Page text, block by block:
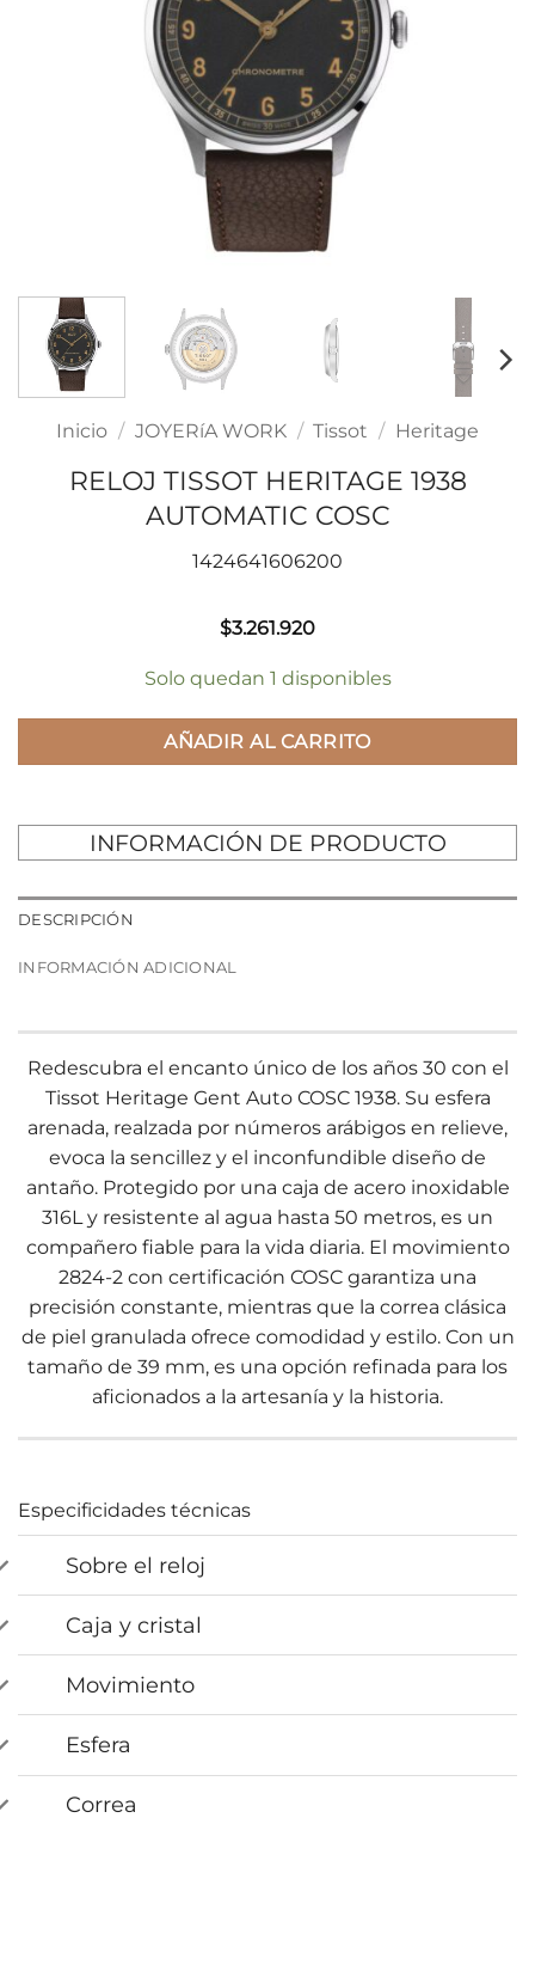
Inicio / JOYERíA WORK / Tissot / Heritage
RELOJ TISSOT HERITAGE 1938
AUTOMATIC COSC
1424641606200
$3.261.920
Solo quedan 1 disponibles
AÑADIR AL CARRITO
INFORMACIÓN DE PRODUCTO
DESCRIPCIÓN
INFORMACIÓN ADICIONAL
Redescubra el encanto único de los años 30 con el
Tissot Heritage Gent Auto COSC 1938. Su esfera
arenada, realzada por números arábigos en relieve,
evoca la sencillez y el inconfundible diseño de
antaño. Protegido por una caja de acero inoxidable
316L y resistente al agua hasta 50 metros, es un
compañero fiable para la vida diaria. El movimiento
2824-2 con certificación COSC garantiza una
precisión constante, mientras que la correa clásica
de piel granulada ofrece comodidad y estilo. Con un
tamaño de 39 mm, es una opción refinada para los
aficionados a la artesanía y la historia.
Especificidades técnicas
Sobre el reloj
Caja y cristal
Movimiento
Esfera
Correa